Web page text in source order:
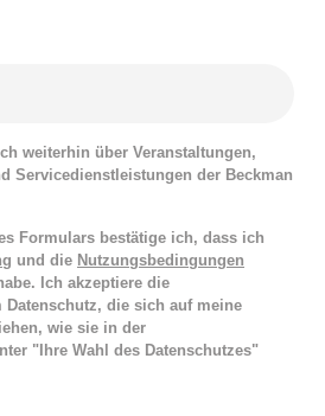
weiterhin über Veranstaltungen,
Servicedienstleistungen der Beckman
Formulars bestätige ich, dass ich
und die Nutzungsbedingungen
Ich akzeptiere die
die sich auf meine
wie sie in der
"Ihre Wahl des Datenschutzes"